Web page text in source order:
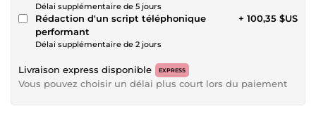
Délai supplémentaire de 5 jours
Rédaction d'un script téléphonique
performant
Délai supplémentaire de 2 jours
+ 100,35 $US
Livraison express disponible EXPRESS
Vous pouvez choisir un délai plus court lors du paiement